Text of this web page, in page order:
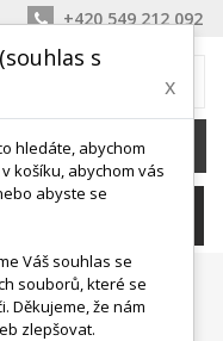
+420 549 212 092
0 Kč
V Kolektivu
Míček
s
x
hledáte, abychom
košíku, abychom vás
abyste se
Váš souhlas se
souborů, které se
Děkujeme, že nám
zlepšovat.